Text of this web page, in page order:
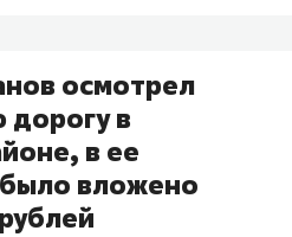
осмотрел
дорогу в
в ее
вложено